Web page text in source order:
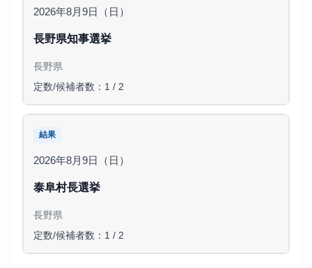
2026年8月9日（日）
長野県知事選挙
長野県
定数/候補者数：1 / 2
結果
2026年8月9日（日）
泰阜村長選挙
長野県
定数/候補者数：1 / 2